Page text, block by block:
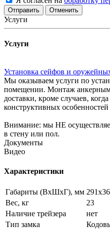
Отменить
Услуги
Услуги
Установка сейфов и
Мы оказываем услуги по
помещении. Монтаж
доставки, кроме случаев,
конструктивных
Внимание: мы НЕ
в стену или пол.
Документы
Видео
Характеристики
Габариты (ВxШxГ), мм
Вес, кг
23
Наличие трейзера
нет
Тип замка